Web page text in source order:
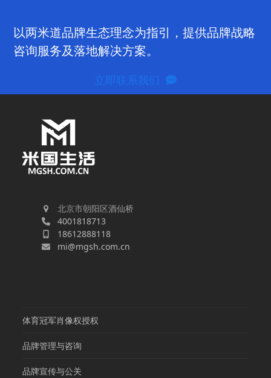
以两米道品牌生态理念为指引，提供品牌战略
咨询服务及落地解决方案。
立即联系我们
北京市朝阳区酒仙桥
4001818713
18612888118
mi@mgsh.com.cn
体育冠军肖像权授权
品牌管理与咨询
品牌宣传与公关